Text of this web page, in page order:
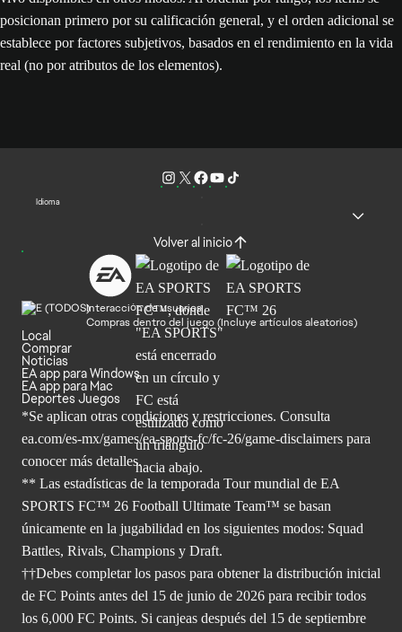
posicionan primero por su calificación general, y el orden adicional se
establece por factores subjetivos, basados en el rendimiento en la vida
real (no por atributos de los elementos).
Idioma
Volver al inicio
Interacción de usuarios
Compras dentro del juego (Incluye artículos aleatorios)
Local
Comprar
Noticias
EA app para Windows
EA app para Mac
Deportes Juegos
*Se aplican otras condiciones y restricciones. Consulta
ea.com/es-mx/games/ea-sports-fc/fc-26/game-disclaimers para
conocer más detalles.
** Las estadísticas de la temporada Tour mundial de EA
SPORTS FC™ 26 Football Ultimate Team™ se basan
únicamente en la jugabilidad en los siguientes modos: Squad
Battles, Rivals, Champions y Draft.
††Debes completar los pasos para obtener la distribución inicial
de FC Points antes del 15 de junio de 2026 para recibir todos
los 6,000 FC Points. Si canjeas después del 15 de septiembre